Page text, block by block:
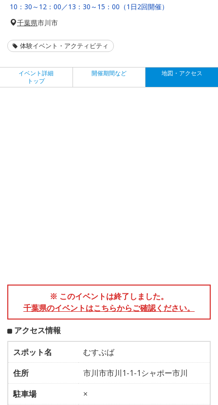
10：30～12：00／13：30～15：00（1日2回開催）
千葉県市川市
体験イベント・アクティビティ
イベント詳細
トップ
開催期間など 地図・アクセス
※ このイベントは終了しました。
千葉県のイベントはこちらからご確認ください。
アクセス情報
スポット名
むすぶば
住所
市川市市川1-1-1シャポー市川
駐車場
×